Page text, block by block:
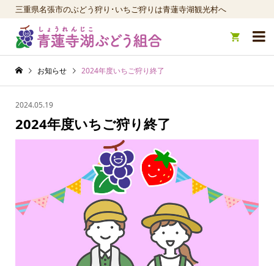
三重県名張市のぶどう狩り･いちご狩りは青蓮寺湖観光村へ

お知らせ 2024年度いちご狩り終了
2024.05.19
2024年度いちご狩り終了